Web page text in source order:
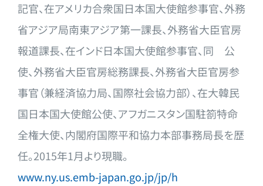
記官、在アメリカ合衆国日本国大使館参事官、外務
省アジア局南東アジア第一課長、外務省大臣官房
報道課長、在インド日本国大使館参事官、同 公
使、外務省大臣官房総務課長、外務省大臣官房参
事官（兼経済協力局、国際社会協力部）、在大韓民
国日本国大使館公使、アフガニスタン国駐箚特命
全権大使、内閣府国際平和協力本部事務局長を歴
任。2015年1月より現職。
www.ny.us.emb-japan.go.jp/jp/h